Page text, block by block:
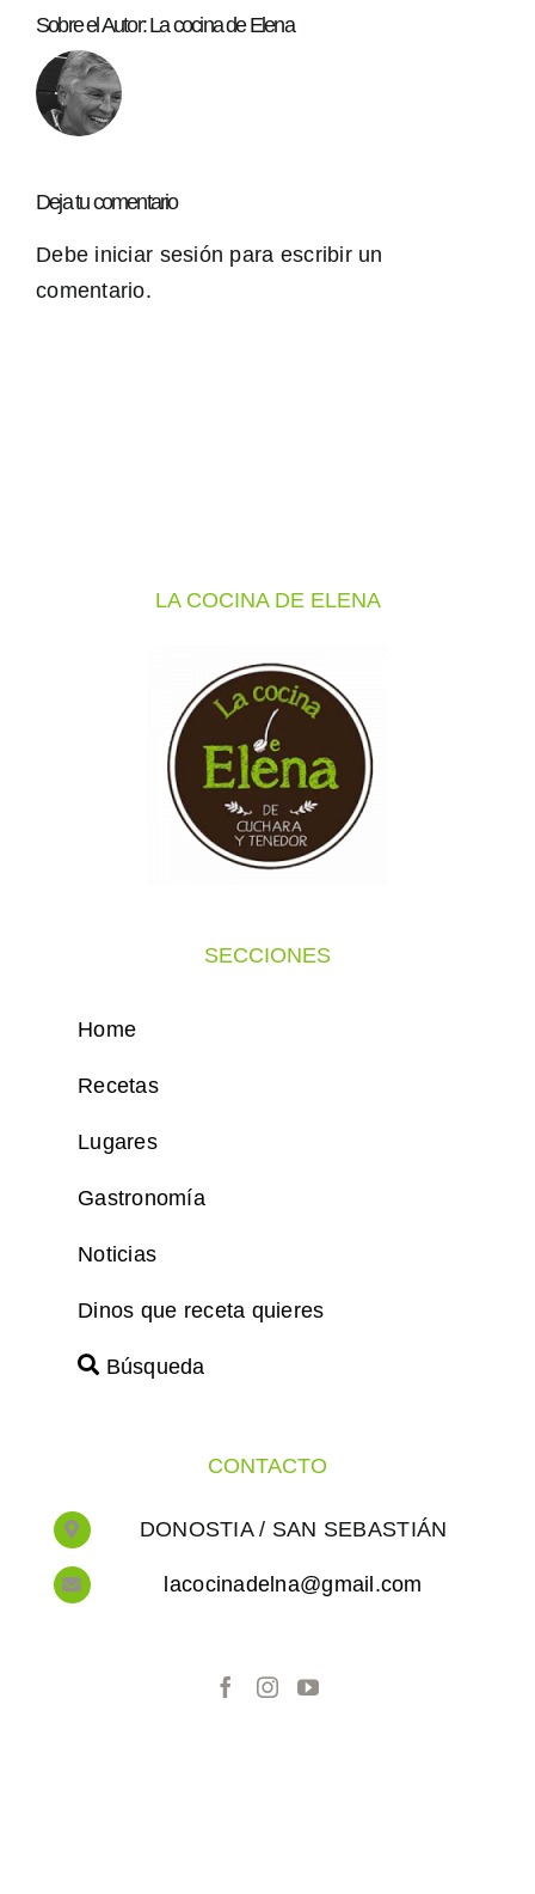
Sobre el Autor:La cocina de Elena
Deja tu comentario
Debe iniciar sesión para escribir un
comentario.
LA COCINA DE ELENA
SECCIONES
Home
Recetas
Lugares
Gastronomía
Noticias
Dinos que receta quieres
Búsqueda
CONTACTO
DONOSTIA / SAN SEBASTIÁN
lacocinadelna@gmail.com